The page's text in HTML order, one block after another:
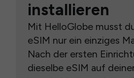
installieren
Mit HelloGlobe musst
eSIM nur ein einziges
Nach der ersten
dieselbe eSIM auf